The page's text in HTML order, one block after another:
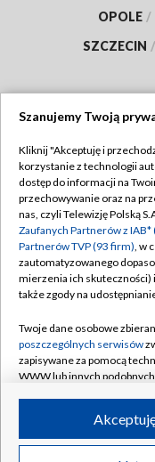
OPOLE /
SZCZECIN /
Abonament TVP
Emisja w TVP
Centrum informacji
Naziemna
Rada Programowa
System NOS
Informacje o
Program dla prasy
©2026
Szanujemy Twoją
Kliknij "Akceptuję i
korzystanie z technologii
dostęp do informacji na
przechowywanie oraz na
nas, czyli Telewizję Polską
Zaufanych Partnerów z
Partnerów TVP (93 firm), w
zautomatyzowanego
mierzenia ich skuteczności)
także zgody na
Twoje dane osobowe
poszczególnych serwisów
zapisywane za pomocą
WWW lub innych
ruchu w Internecie.
Twoje dane osobowe